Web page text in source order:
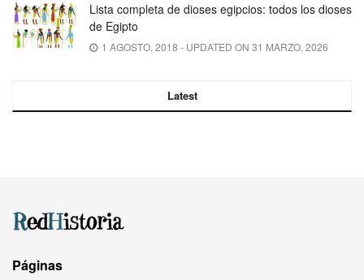
Lista completa de dioses egipcios: todos los dioses
de Egipto
1 AGOSTO, 2018 - UPDATED ON 31 MARZO, 2026
Latest
Páginas